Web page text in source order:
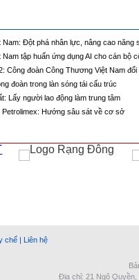
Đột phá nhân lực, nâng cao năng
tập huấn ứng dụng AI cho cán bộ
Công đoàn Công Thương Việt Nam
đoàn trong làn sóng tái cấu trúc
Lấy người lao động làm trung tâm
Hướng sâu sát về cơ sở
chế | Liên hệ
Địa chỉ: 21 Ngô Quyền,